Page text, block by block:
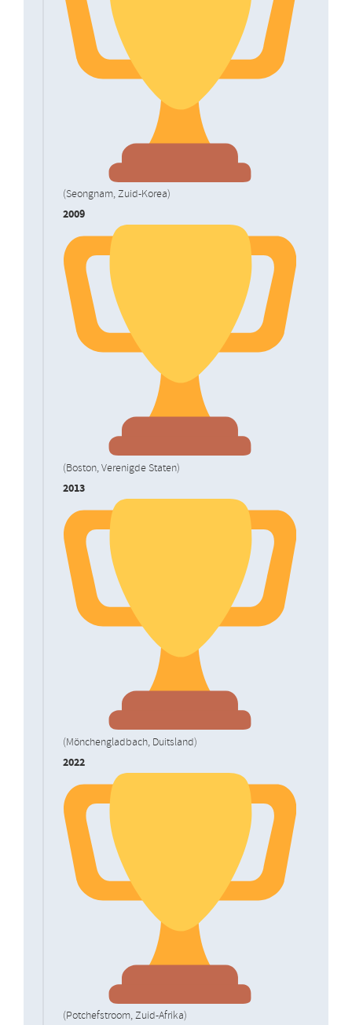
(Seongnam, Zuid-Korea)
2009
(Boston, Verenigde Staten)
2013
(Mönchengladbach, Duitsland)
2022
(Potchefstroom, Zuid-Afrika)